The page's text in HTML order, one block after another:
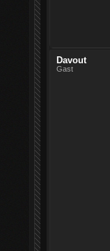
Davout
Gast